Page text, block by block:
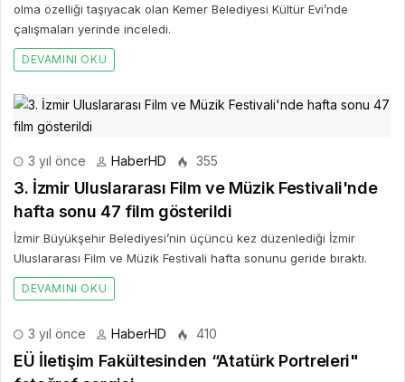
olma özelliği taşıyacak olan Kemer Belediyesi Kültür Evi’nde
çalışmaları yerinde inceledi.
DEVAMINI OKU
3 yıl önce HaberHD 355
3. İzmir Uluslararası Film ve Müzik Festivali'nde
hafta sonu 47 film gösterildi
İzmir Büyükşehir Belediyesi’nin üçüncü kez düzenlediği İzmir
Uluslararası Film ve Müzik Festivali hafta sonunu geride bıraktı.
DEVAMINI OKU
3 yıl önce HaberHD 410
EÜ İletişim Fakültesinden “Atatürk Portreleri"